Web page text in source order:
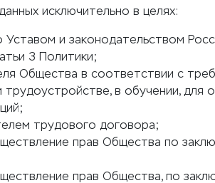
исключительно в целях:
и законодательством
3 Политики;
Общества в соответствии с
в обучении, для
трудового договора;
прав Общества по
прав Общества, по